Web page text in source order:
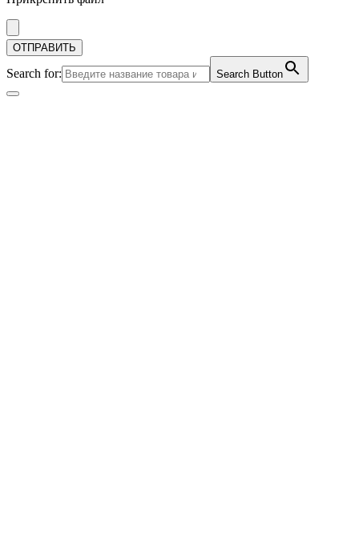
Search for: Search Button